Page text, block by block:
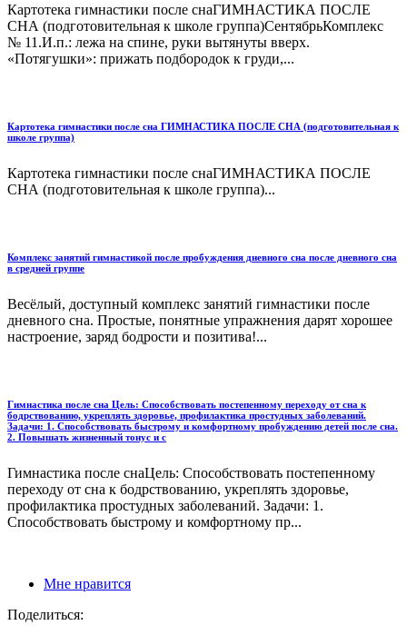
Картотека гимнастики после снаГИМНАСТИКА ПОСЛЕ
СНА (подготовительная к школе группа)СентябрьКомплекс
№ 11.И.п.: лежа на спине, руки вытянуты вверх.
«Потягушки»: прижать подбородок к груди,...
Картотека гимнастики после сна ГИМНАСТИКА ПОСЛЕ СНА (подготовительная к
школе группа)
Картотека гимнастики после снаГИМНАСТИКА ПОСЛЕ
СНА (подготовительная к школе группа)...
Комплекс занятий гимнастикой после пробуждения дневного сна после дневного сна
в средней группе
Весёлый, доступный комплекс занятий гимнастики после
дневного сна. Простые, понятные упражнения дарят хорошее
настроение, заряд бодрости и позитива!...
Гимнастика после сна Цель: Способствовать постепенному переходу от сна к
бодрствованию, укреплять здоровье, профилактика простудных заболеваний.
Задачи: 1. Способствовать быстрому и комфортному пробуждению детей после сна.
2. Повышать жизненный тонус и с
Гимнастика после снаЦель: Способствовать постепенному
переходу от сна к бодрствованию, укреплять здоровье,
профилактика простудных заболеваний. Задачи: 1.
Способствовать быстрому и комфортному пр...
Мне нравится
Поделиться: